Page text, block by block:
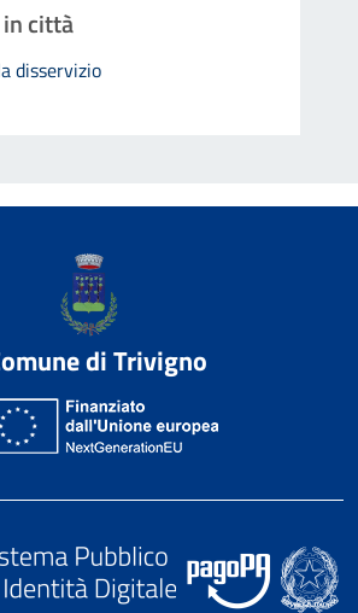
città
disservizio
di Trivigno